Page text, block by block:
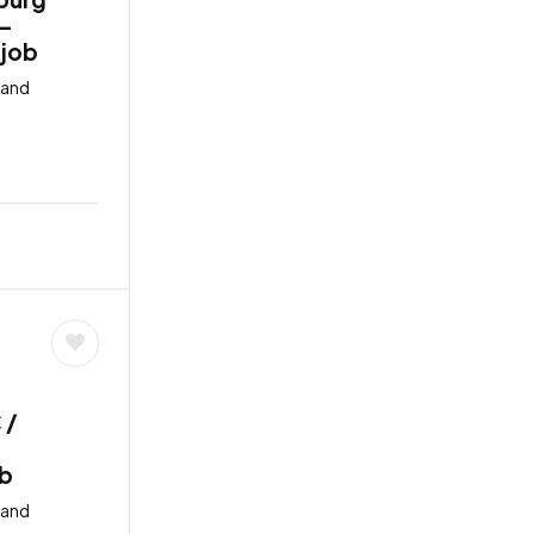
/